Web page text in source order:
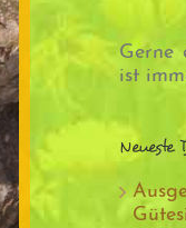
Gerne
ist
Neueste